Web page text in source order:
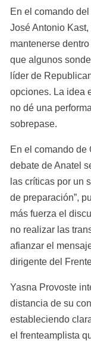
En el comando
José Antonio
mantenerse
que algunos
líder de
opciones. La idea
no dé una
sobrepase.
En el comando de
debate de Anatel
las críticas por un
de preparación”,
más fuerza el
no realizar las
afianzar el
dirigente del
Yasna Provoste
distancia de su
estableciendo
el frenteamplista